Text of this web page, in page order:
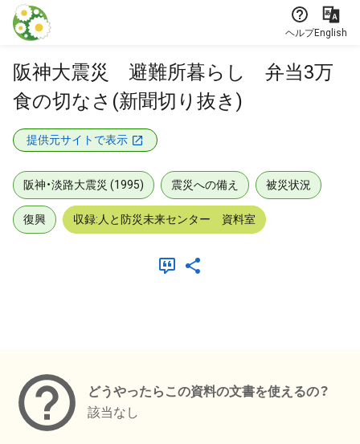
本文に飛ぶ
ヘルプEnglish
阪神大震災 避難所暮らし 弁当3万
食の切なさ(新聞切り抜き)
提供元サイトで表示
阪神・淡路大震災 (1995) 震災への備え 被災状況
復興 収録:人と防災未来センター 資料室
どうやったらこの資料の文書を使えるの？
該当なし